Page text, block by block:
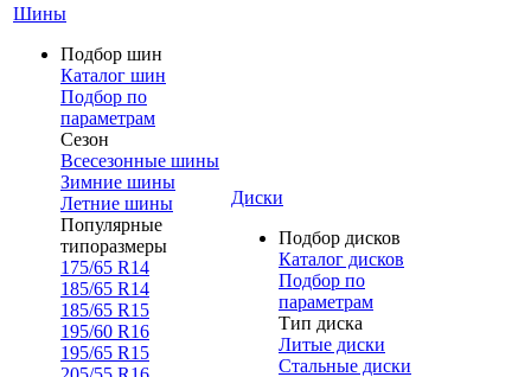
Шины
Подбор шин
Каталог шин
Подбор по
параметрам
Сезон
Всесезонные шины
Зимние шины
Летние шины
Популярные
типоразмеры
175/65 R14
185/65 R14
185/65 R15
195/60 R16
195/65 R15
Диски
Подбор дисков
Каталог дисков
Подбор по
параметрам
Тип диска
Литые диски
Стальные диски